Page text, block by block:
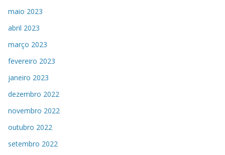
maio 2023
abril 2023
março 2023
fevereiro 2023
janeiro 2023
dezembro 2022
novembro 2022
outubro 2022
setembro 2022